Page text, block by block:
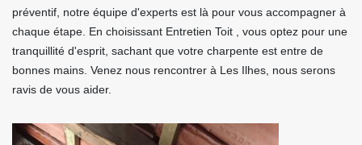
préventif, notre équipe d'experts est là pour vous accompagner à
chaque étape. En choisissant Entretien Toit , vous optez pour une
tranquillité d'esprit, sachant que votre charpente est entre de
bonnes mains. Venez nous rencontrer à Les Ilhes, nous serons
ravis de vous aider.